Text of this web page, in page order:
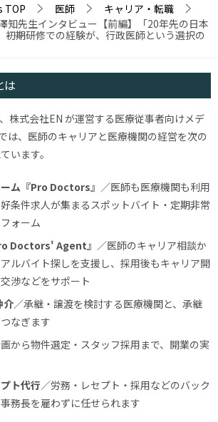
TOP 医師
キャリア・転職
知先生インタビュー【前編】「20年先の日本
初期研修での経験が、行政医師という選択の
は
株式会社EN が運営する医療従事者向けメデ
は、医師のキャリアと医療機関の経営を次の
います。
ム『Pro Doctors』 ／医師も医療機関も利用
条件求人が集まるスポットバイト・定期非常
ォーム
Doctors' Agent』 ／医師のキャリア相談か
ルバイト探しを支援し、採用後もキャリア開
渉などをサポート
介／承継・譲渡を検討する医療機関と、承継
なぎます
から物件選定・スタッフ採用まで、開業の実
ト代行／労務・レセプト・採用などのバック
務長を雇わずに任せられます